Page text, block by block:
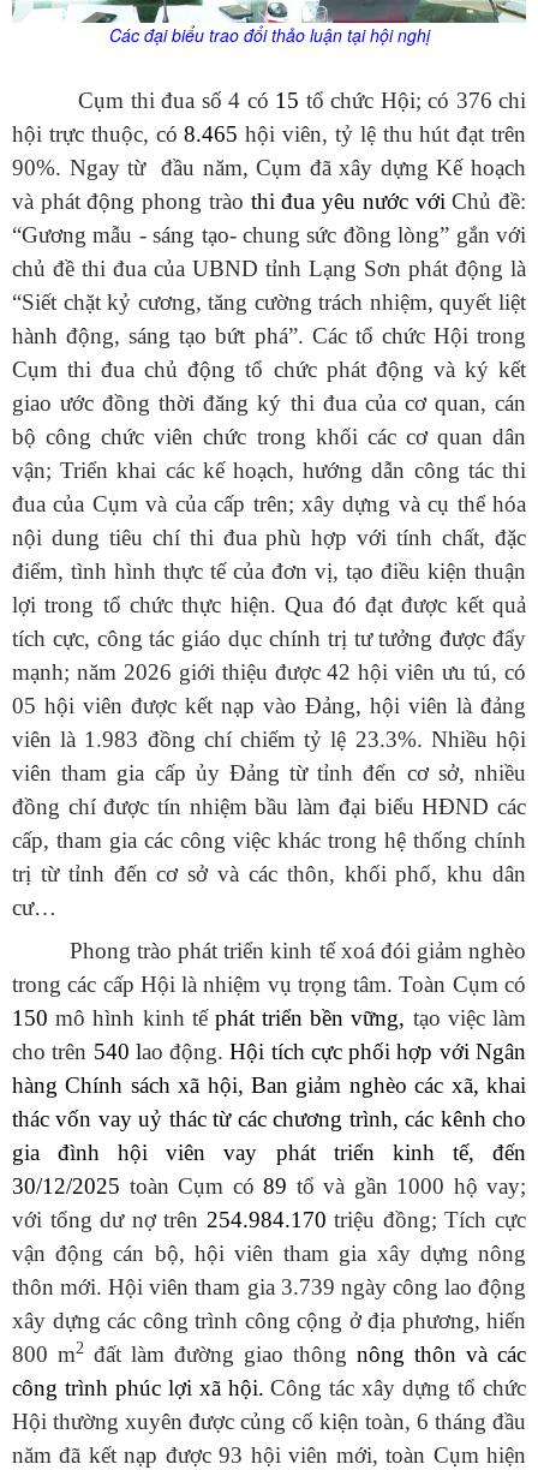
Các đại biểu trao đổi thảo luận tại hội nghị
Cụm thi đua số 4 có 15 tổ chức Hội; có 376 chi
hội trực thuộc, có8.465 hội viên, tỷ lệ thu hút đạt trên
90%. Ngay từ đầu năm, Cụm đã xây dựng Kế hoạch
và phát động phong trào thi đua yêu nước với Chủ đề:
“Gương mẫu - sáng tạo- chung sức đồng lòng” gắn với
chủ đề thi đua của UBND tỉnh Lạng Sơn phát động là
“Siết chặt kỷ cương, tăng cường trách nhiệm, quyết liệt
hành động, sáng tạo bứt phá”. Các tổ chức Hội trong
Cụm thi đua chủ động tổ chức phát động và ký kết
giao ước đồng thời đăng ký thi đua của cơ quan, cán
bộ công chức viên chức trong khối các cơ quan dân
vận; Triển khai các kế hoạch, hướng dẫn công tác thi
đua của Cụm và của cấp trên; xây dựng và cụ thể hóa
nội dung tiêu chí thi đua phù hợp với tính chất, đặc
điểm, tình hình thực tế của đơn vị, tạo điều kiện thuận
lợi trong tổ chức thực hiện. Qua đó đạt được kết quả
tích cực, công tác giáo dục chính trị tư tưởng được đẩy
mạnh; năm 2026 giới thiệu được 42 hội viên ưu tú, có
05 hội viên được kết nạp vào Đảng, hội viên là đảng
viên là 1.983 đồng chí chiếm tỷ lệ 23.3%. Nhiều hội
viên tham gia cấp ủy Đảng từ tỉnh đến cơ sở, nhiều
đồng chí được tín nhiệm bầu làm đại biểu HĐND các
cấp, tham gia các công việc khác trong hệ thống chính
trị từ tỉnh đến cơ sở và các thôn, khối phố, khu dân
cư…
Phong trào phát triển kinh tế xoá đói giảm nghèo
trong các cấp Hội là nhiệm vụ trọng tâm. Toàn Cụm có
150 mô hình kinh tế phát triển bền vững, tạo việc làm
cho trên 540 lao động.Hội tích cực phối hợp với Ngân
hàng Chính sách xã hội, Ban giảm nghèo các xã, khai
thác vốn vay uỷ thác từ các chương trình, các kênh cho
gia đình hội viên vay phát triển kinh tế, đến
30/12/2025 toàn Cụm có 89 tổ và gần 1000 hộ vay;
với tổng dư nợ trên 254.984.170 triệu đồng; Tích cực
vận động cán bộ, hội viên tham gia xây dựng nông
thôn mới. Hội viên tham gia 3.739 ngày công lao động
xây dựng các công trình công cộng ở địa phương, hiến
800 m2 đất làm đường giao thông nông thôn và các
công trình phúc lợi xã hội.Công tác xây dựng tổ chức
Hội thường xuyên được củng cố kiện toàn, 6 tháng đầu
năm đã kết nạp được 93 hội viên mới, toàn Cụm hiện